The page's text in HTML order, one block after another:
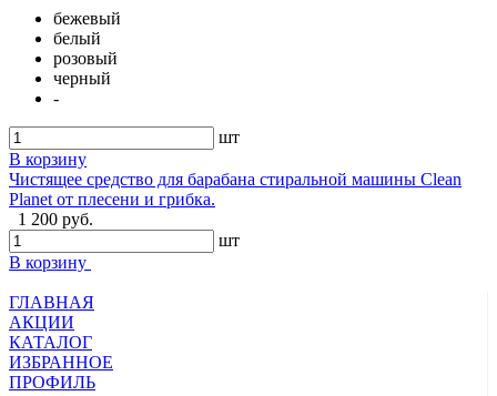
бежевый
белый
розовый
черный
-
шт
В корзину
Чистящее средство для барабана стиральной машины Clean
Planet от плесени и грибка.
1 200 руб.
шт
В корзину
ГЛАВНАЯ
АКЦИИ
КАТАЛОГ
ИЗБРАННОЕ
ПРОФИЛЬ